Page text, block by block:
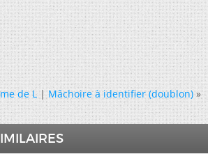
de L|Mâchoire à identifier (doublon) »